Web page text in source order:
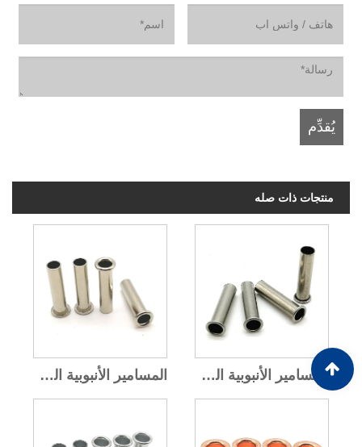
منتجات ذات صله
المسامير الأنبوبية الفولاذية المسامير الأنبوبية المصنوعة من الفولاذ المقاوم للصدأ